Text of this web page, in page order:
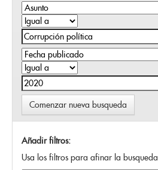
Comenzar nueva busqueda
Añadir filtros:
Usa los filtros para afinar la busqueda.